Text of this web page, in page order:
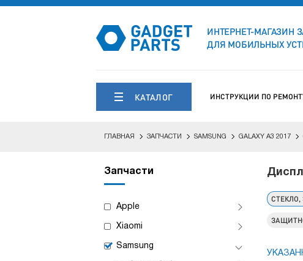
ИНТЕРНЕТ-МАГАЗИН
ДЛЯ МОБИЛЬНЫХ
КАТАЛОГ ИНСТРУКЦИИ ПО
ГЛАВНАЯ ЗАПЧАСТИ SAMSUNG GALAXY A3 2017
Запчасти
Apple
Xiaomi
Samsung